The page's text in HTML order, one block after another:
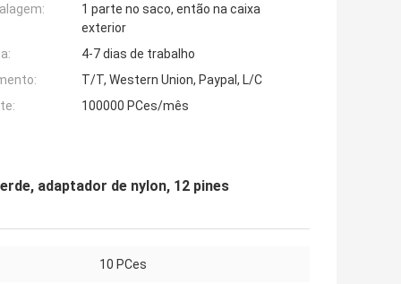
1 parte no saco, então na caixa
exterior
4-7 dias de trabalho
T/T, Western Union, Paypal, L/C
100000 PCes/mês
adaptador de nylon, 12 pines
10 PCes